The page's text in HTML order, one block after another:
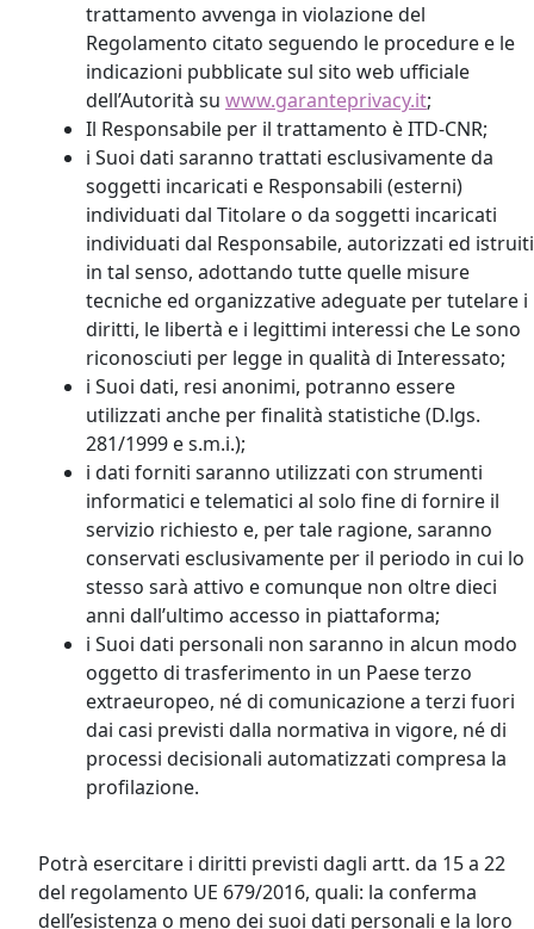
trattamento avvenga in violazione del
Regolamento citato seguendo le procedure e le
indicazioni pubblicate sul sito web ufficiale
dell’Autorità su www.garanteprivacy.it;
Il Responsabile per il trattamento è ITD-CNR;
i Suoi dati saranno trattati esclusivamente da
soggetti incaricati e Responsabili (esterni)
individuati dal Titolare o da soggetti incaricati
individuati dal Responsabile, autorizzati ed istruiti
in tal senso, adottando tutte quelle misure
tecniche ed organizzative adeguate per tutelare i
diritti, le libertà e i legittimi interessi che Le sono
riconosciuti per legge in qualità di Interessato;
i Suoi dati, resi anonimi, potranno essere
utilizzati anche per finalità statistiche (D.lgs.
281/1999 e s.m.i.);
i dati forniti saranno utilizzati con strumenti
informatici e telematici al solo fine di fornire il
servizio richiesto e, per tale ragione, saranno
conservati esclusivamente per il periodo in cui lo
stesso sarà attivo e comunque non oltre dieci
anni dall’ultimo accesso in piattaforma;
i Suoi dati personali non saranno in alcun modo
oggetto di trasferimento in un Paese terzo
extraeuropeo, né di comunicazione a terzi fuori
dai casi previsti dalla normativa in vigore, né di
processi decisionali automatizzati compresa la
profilazione.
Potrà esercitare i diritti previsti dagli artt. da 15 a 22
del regolamento UE 679/2016, quali: la conferma
dell’esistenza o meno dei suoi dati personali e la loro